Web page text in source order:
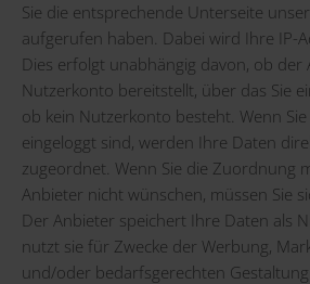
Sie die entsprechende Unterseite
aufgerufen haben. Dabei wird Ihre IP-
Dies erfolgt unabhängig davon, ob der
Nutzerkonto bereitstellt, über das Sie
ob kein Nutzerkonto besteht. Wenn
eingeloggt sind, werden Ihre Daten
zugeordnet. Wenn Sie die Zuordnung
Anbieter nicht wünschen, müssen Sie
Der Anbieter speichert Ihre Daten als
nutzt sie für Zwecke der Werbung,
und/oder bedarfsgerechten